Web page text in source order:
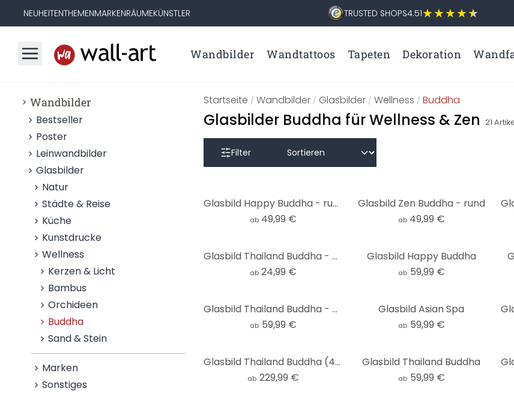
NEUHEITENTHEMENMARKENRÄUMEKÜNSTLER TRUSTED SHOPS4.51
Wandbilder Wandtattoos Tapeten Dekoration
Wandbilder
Bestseller
Poster
Leinwandbilder
Glasbilder
Natur
Städte & Reise
Küche
Kunstdrucke
Wellness
Kerzen & Licht
Bambus
Orchideen
Buddha
Sand & Stein
Marken
Sonstiges
Startseite /Wandbilder / Glasbilder /Wellness / Buddha
Glasbilder Buddha für Wellness & Zen 21
Filter
Glasbild Happy Buddha - rund
ab 49,99 €
Glasbild Zen Buddha - rund
ab 49,99 €
Glasbild Thailand Buddha - quadratisch
ab 24,99 €
Glasbild Happy Buddha
ab 59,99 €
Glasbild Thailand Buddha - Panorama
ab 59,99 €
Glasbild Asian Spa
ab 59,99 €
Glasbild Thailand Buddha (4-teilig)
ab 229,99 €
Glasbild Thailand Buddha
ab 59,99 €